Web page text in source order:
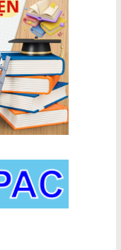
sống động
cho ý chí
quật cường
của dân tộc
Việt Nam